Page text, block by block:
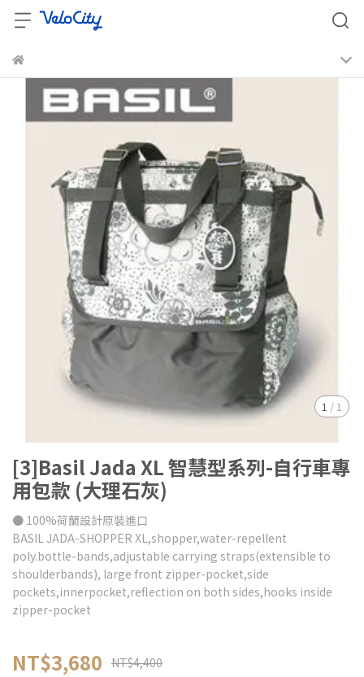
1 / 1
[3]Basil Jada XL 智慧型系列-自行車專
用包款 (大理石灰)
● 100%荷蘭設計原裝進口
BASIL JADA-SHOPPER XL,shopper,water-repellent
poly.bottle-bands,adjustable carrying straps(extensible to
shoulderbands), large front zipper-pocket,side
pockets,innerpocket,reflection on both sides,hooks inside
zipper-pocket
NT$3,680 NT$4,400